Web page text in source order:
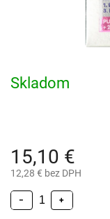
15,10 €
12,28 € bez DPH
Skladom
+
−